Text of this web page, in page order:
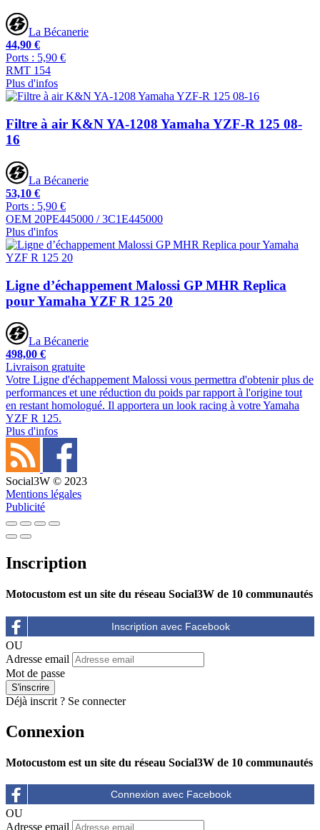
La Bécanerie
44,90 €
Ports : 5,90 €
RMT 154
Plus d'infos
Filtre à air K&N YA-1208 Yamaha YZF-R 125 08-
16
La Bécanerie
53,10 €
Ports : 5,90 €
OEM 20PE445000 / 3C1E445000
Plus d'infos
Ligne d’échappement Malossi GP MHR Replica
pour Yamaha YZF R 125 20
La Bécanerie
498,00 €
Livraison gratuite
Votre Ligne d'échappement Malossi vous permettra d'obtenir plus de
performances et une réduction du poids par rapport à l'origine tout
en restant homologué. Il apportera un look racing à votre Yamaha
YZF R 125.
Plus d'infos
Social3W © 2023
Mentions légales
Publicité
Inscription
Motocustom est un site du réseau Social3W de 10 communautés
OU
Adresse email
Mot de passe
Déjà inscrit ? Se connecter
Connexion
Motocustom est un site du réseau Social3W de 10 communautés
OU
Adresse email